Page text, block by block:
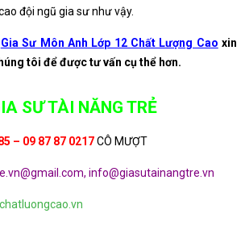
đội ngũ gia sư như vậy.
Gia Sư Môn Anh Lớp 12 Chất Lượng Cao xin
tôi để được tư vấn cụ thể hơn.
SƯ TÀI NĂNG TRẺ
– 09 87 87 0217CÔ MƯỢT
info@giasutainangtre.vn